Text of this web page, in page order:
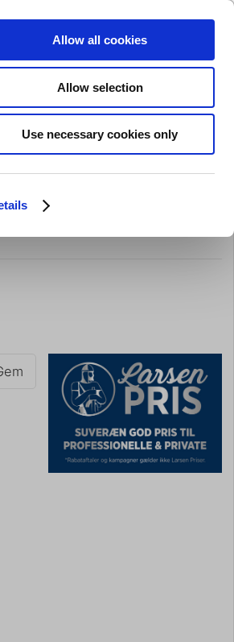
Allow all cookies
Allow selection
Use necessary cookies only
Indkøbskurv (0)
Tilbud Brands Slibning
cm